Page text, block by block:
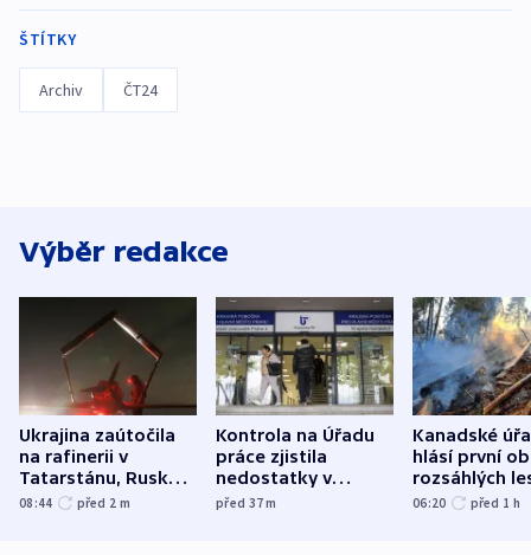
ŠTÍTKY
Archiv ČT24
Výběr redakce
Ukrajina zaútočila
na rafinerii v
Tatarstánu, Rusko
udeřilo na Sumy a
08:44 před 2 m
Kontrola na Úřadu
práce zjistila
nedostatky v
účetnictví za 5,6
před 37m
Kanadské
hlásí první
rozsáhlých
požárů
06:20 před 1 h